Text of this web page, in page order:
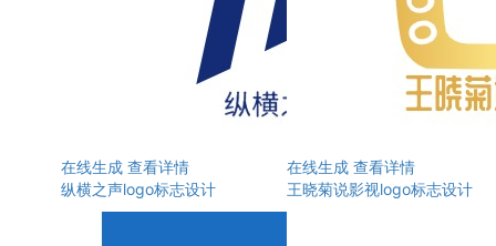
在线生成 查看详情
纵横之声logo标志设计
在线生成 查看详情
王晓菊说影视logo标志设计